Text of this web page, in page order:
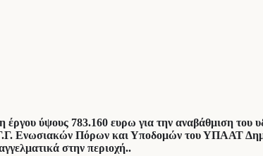
έργου ύψους 783.160 ευρω για την αναβάθμιση
Ενωσιακών Πόρων και Υποδομών του ΥΠΑΑΤ
στην περιοχή..